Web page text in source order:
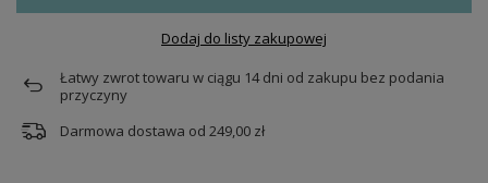
Dodaj do listy zakupowej
Łatwy zwrot towaru w ciągu 14dni od zakupu bez podania
przyczyny
Darmowa dostawa od 249,00 zł